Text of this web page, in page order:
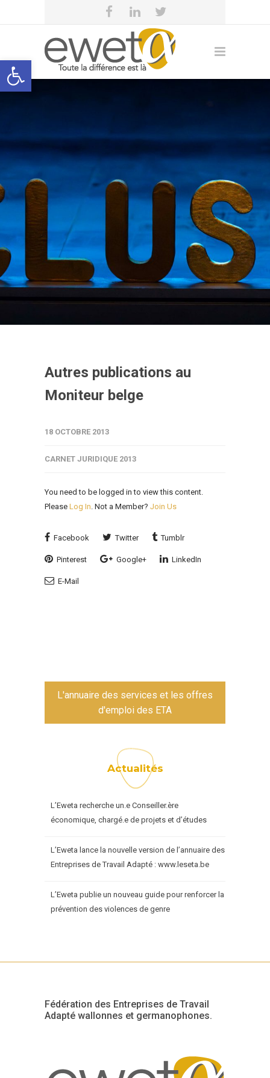
Open toolbar
eweta
Autres publications au
Moniteur belge
18 OCTOBRE 2013
CARNET JURIDIQUE 2013
You need to be logged in to view this content.
Please Log In. Not a Member? Join Us
Facebook Twitter Tumblr
Pinterest Google+ LinkedIn
E-Mail
L'annuaire des services et les offres
d'emploi des ETA
Actualités
L’Eweta recherche un.e Conseiller.ère
économique, chargé.e de projets et d’études
L’Eweta lance la nouvelle version de l’annuaire des
Entreprises de Travail Adapté : www.leseta.be
L’Eweta publie un nouveau guide pour renforcer la
prévention des violences de genre
Fédération des Entreprises de Travail
Adapté wallonnes et germanophones.